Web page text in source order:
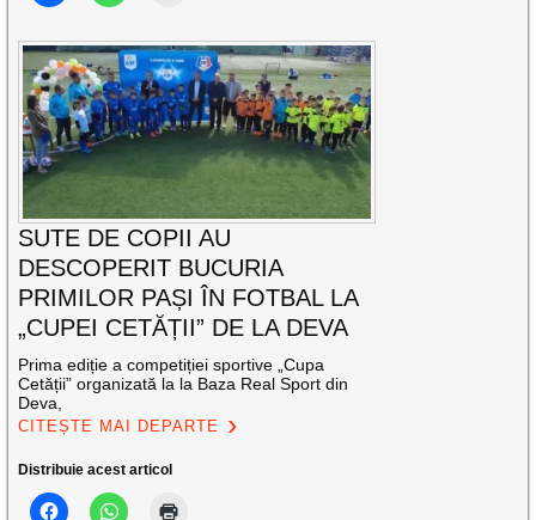
SUTE DE COPII AU
DESCOPERIT BUCURIA
PRIMILOR PAȘI ÎN FOTBAL LA
„CUPEI CETĂȚII” DE LA DEVA
Prima ediție a competiției sportive „Cupa
Cetății” organizată la la Baza Real Sport din
Deva,
CITEȘTE MAI DEPARTE
Distribuie acest articol